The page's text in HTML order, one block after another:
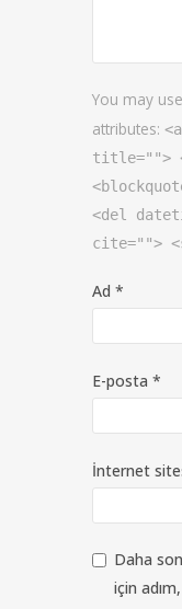
You may
attributes:
title="">
<del
cite="">
Ad *
E-posta *
İnternet
Daha
için